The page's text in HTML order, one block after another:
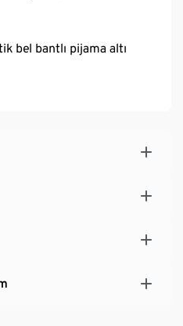
bel bantlı pijama altı
CU 809415 ile